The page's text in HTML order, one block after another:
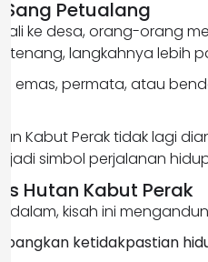
Petualang
ke desa, orang-orang
tenang, langkahnya lebih
emas, permata, atau
Kabut Perak tidak lagi
simbol perjalanan
Hutan Kabut Perak
dalam, kisah ini
ketidakpastian